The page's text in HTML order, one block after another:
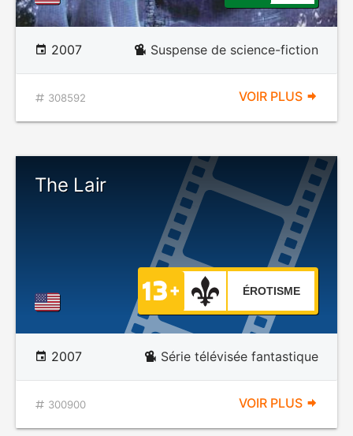
2007 Suspense de science-fiction
308592 VOIR PLUS
The Lair
ÉROTISME
2007 Série télévisée fantastique
300900 VOIR PLUS